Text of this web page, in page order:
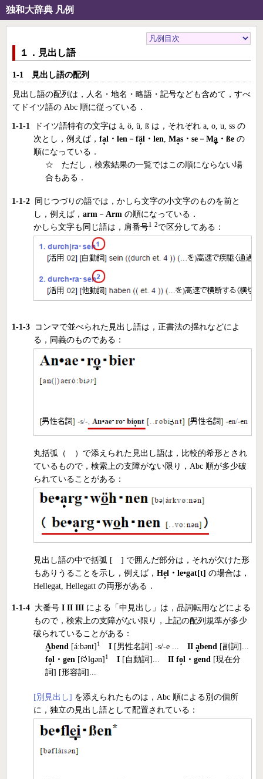
独和大辞典 凡例
１．見出し語
1-1 見出し語の配列
見出し語の配列は，人名・地名・略語・記号なども含めて，すべ
てドイツ語の Abc 順に従っている．
1-1-1ドイツ語特有の文字は ä, ö, ü, ß は，それぞれ a, o, u, ss の
次とし，例えば，fal・len －fäl・len,Mas・se －Ma ・ße の
順になっている．
☆ ただし，検索結果の一覧ではこの順にならない場
合もある．
1-1-2同じつづりの語では，かしら文字の小文字のものを前と
し，例えば，arm －Arm の順になっている．
かしら文字も同じ語は，肩番号1 2で区分してある：
1-1-3コンマで並べられた見出し語は，正書法の揺れなどによ
る，同義のものである：
丸括弧（ ）で添えられた見出し語は，比較的希形とされ
ているもので，検索上の支障がない限り，Abc 順が多少破
られていることがある：
見出し語の中で括弧 [ ] で囲んだ部分は，それが欠けた形
もありうることを示し，例えば，Hel・le•gat[t] の場合は，
Hellegat, Hellegatt の両形がある．
1-1-4大番号 I II IIIによる「中見出し」は，品詞転用などによる
もので，検索上の支障がない限り，上記の配列規準が多少
破られていることがある：
Abend [áːbənt] 1 I [男性名詞] -s/-e ...II abend [副詞]...
fol・gen [f lɡən] 1 I [自動詞]...II fol・gend [現在分
詞] [形容詞]...
[別見出し] を添えられたものは，Abc 順による別の個所
に，独立の見出し語として配置されている：